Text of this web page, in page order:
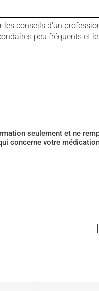
conseils d'un
peu fréquents et
seulement et ne
concerne votre